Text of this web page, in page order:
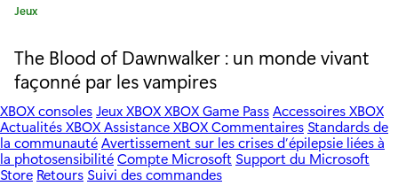
m
a
t
i
C
é
g
o
r
i
e
:
Jeux
The Blood of Dawnwalker : un monde vivant
façonné par les vampires
XBOX consolesJeux XBOXXBOX Game PassAccessoires XBOX
Actualités XBOXAssistance XBOXCommentaires Standards de
la communautéAvertissement sur les crises d’épilepsie liées à
la photosensibilitéCompte Microsoft Support du Microsoft
Store Retours Suivi des commandes